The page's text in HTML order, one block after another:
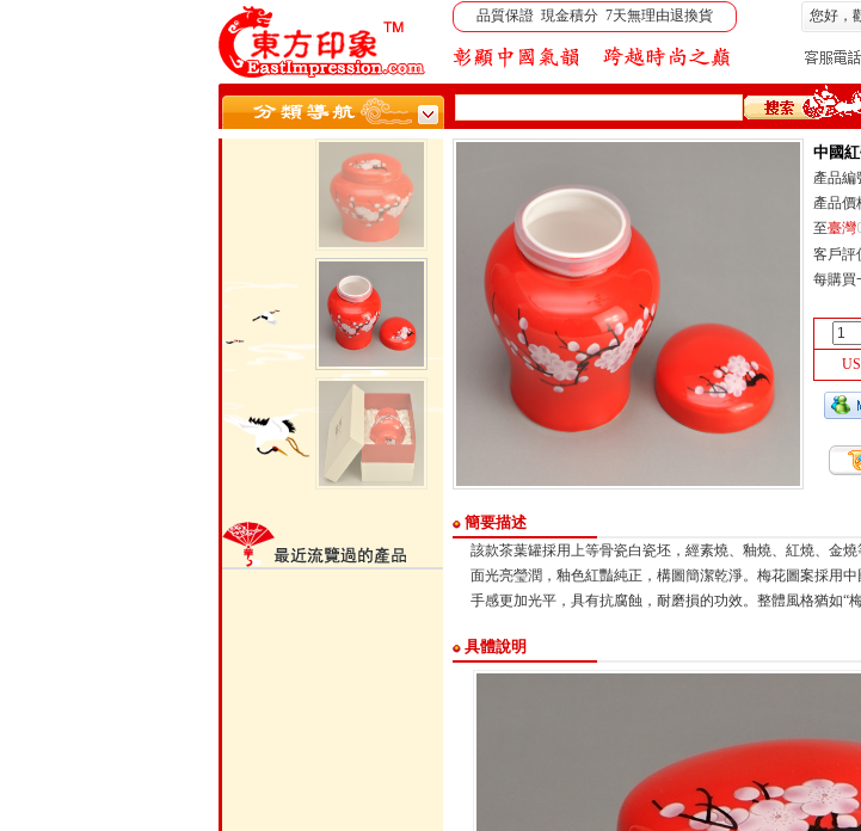
品質保證 現金積分 7天無理由退換貨 您好，
中國
產品編
產品價
至臺灣
客戶評
每購買
簡要描述
該款茶葉罐採用上等骨瓷白瓷坯，經素燒、釉燒、紅燒、金
面光亮瑩潤，釉色紅豔純正，構圖簡潔乾淨。梅花圖案採用
手感更加光平，具有抗腐蝕，耐磨損的功效。整體風格猶如“
具體說明